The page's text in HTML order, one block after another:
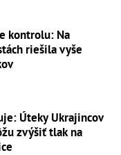
kontrolu: Na
riešila vyše
Úteky Ukrajincov
zvýšiť tlak na